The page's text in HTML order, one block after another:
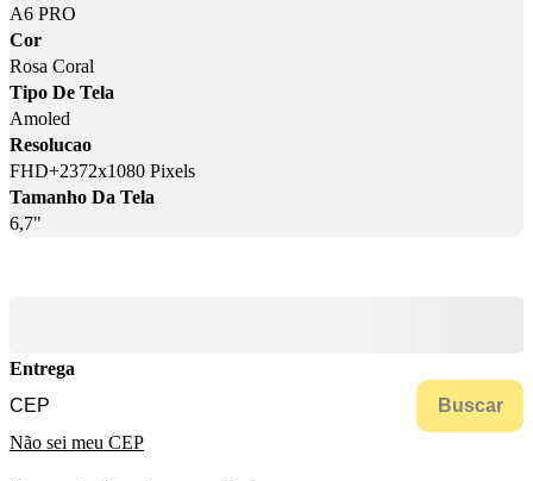
A6 PRO
Cor
Rosa Coral
Tipo De Tela
Amoled
Resolucao
FHD+2372x1080 Pixels
Tamanho Da Tela
6,7"
Entrega
Buscar
Não sei meu CEP